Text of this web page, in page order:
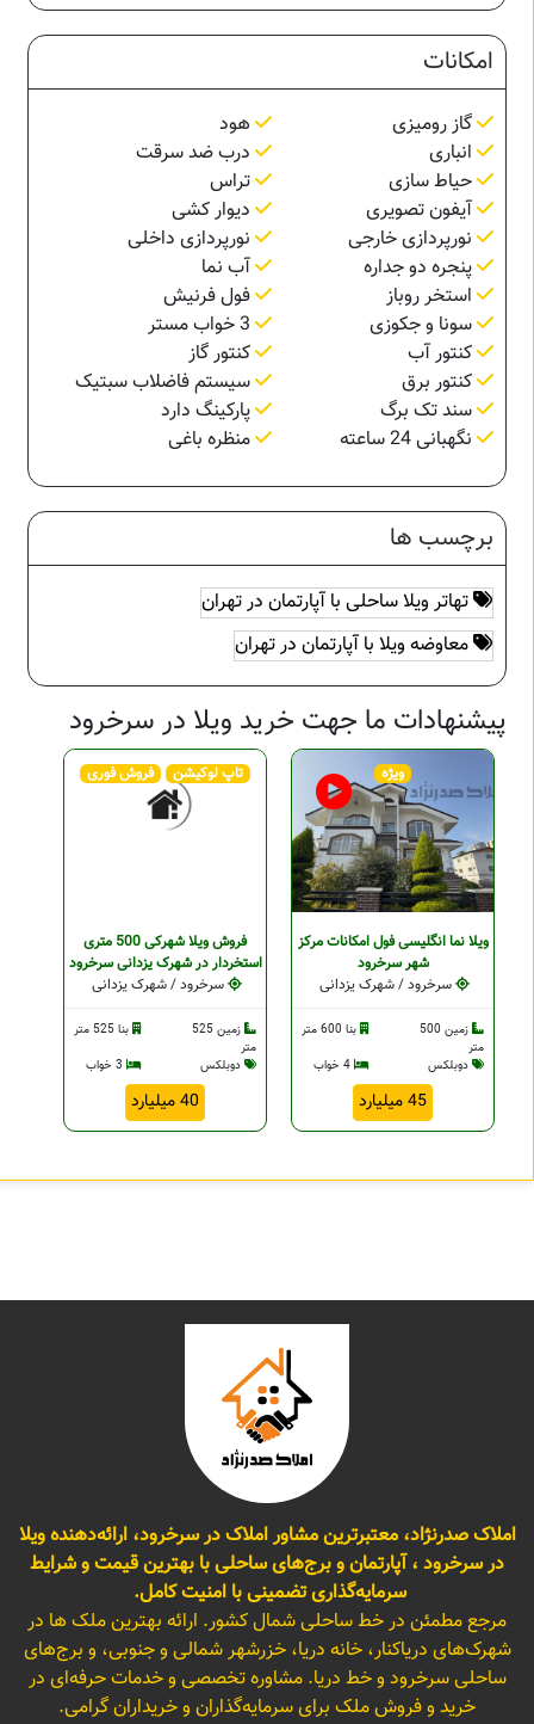
امکانات
گاز رومیزی
هود
انباری
درب ضد سرقت
حیاط سازی
تراس
آیفون تصویری
دیوار کشی
نورپردازی خارجی
نورپردازی داخلی
پنجره دو جداره
آب نما
استخر روباز
فول فرنیش
سونا و جکوزی
کنتور آب
کنتور گاز
کنتور برق
سیستم فاضلاب سبتیک
سند تک برگ
پارکینگ دارد
نگهبانی 24 ساعته
منظره باغی
برچسب ها
تهاتر ویلا ساحلی با آپارتمان در تهران
معاوضه ویلا با آپارتمان در تهران
پیشنهادات ما جهت خرید ویلا در سرخرود
ویژه
ویلا نما انگلیسی فول امکانات مرکز
شهر سرخرود
سرخرود / شهرک یزدانی
زمین 500
متر
بنا 600 متر
دوبلکس
4 خواب
45 میلیارد
تاپ لوکیشن فروش فوری
فروش ویلا شهرکی 500 متری
استخردار در شهرک یزدانی سرخرود
سرخرود / شهرک یزدانی
زمین 525
متر
بنا 525 متر
دوبلکس
40 میلیارد
املاک صدرنژاد، معتبرترین مشاور املاک در سرخرود، ارائه‌دهنده ویلا
در سرخرود ، آپارتمان و برج‌های ساحلی با بهترین قیمت و شرایط
سرمایه‌گذاری تضمینی با امنیت کامل.
مرجع مطمئن در خط ساحلی شمال کشور. ارائه بهترین ملک ها در
شهرک‌های دریاکنار، خانه دریا، خزرشهر شمالی و جنوبی، و برج‌های
ساحلی سرخرود و خط دریا. مشاوره تخصصی و خدمات حرفه‌ای در
خرید و فروش ملک برای سرمایه‌گذاران و خریداران گرامی.